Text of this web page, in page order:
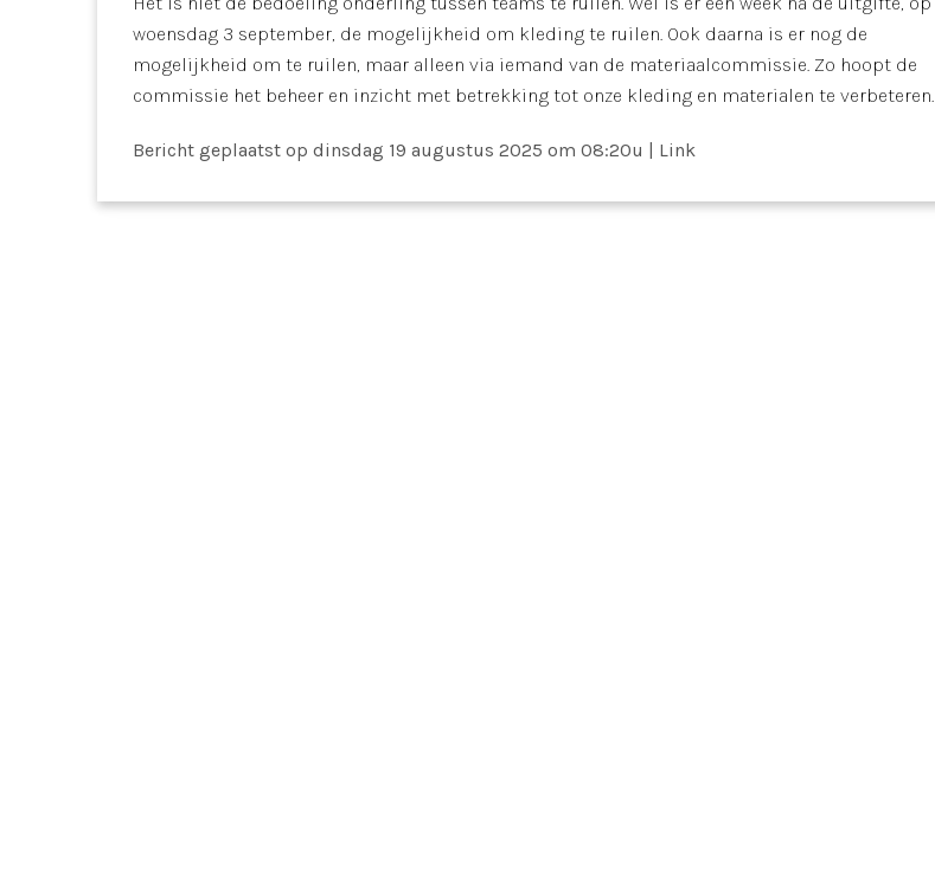
woensdag 3 september, de mogelijkheid om kleding te ruilen. Ook daarna is er nog de
mogelijkheid om te ruilen, maar alleen via iemand van de materiaalcommissie. Zo hoopt de
commissie het beheer en inzicht met betrekking tot onze kleding en materialen te verbeteren.
Bericht geplaatst op dinsdag 19 augustus 2025 om 08:20u | Link